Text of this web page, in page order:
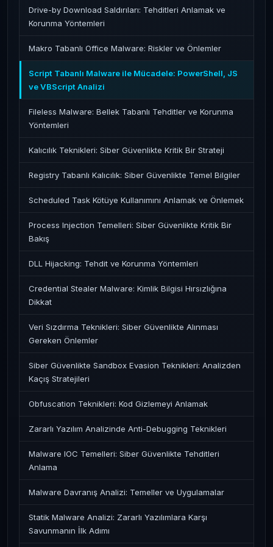
Drive-by Download Saldırıları: Tehditleri Anlamak ve
Korunma Yöntemleri
Makro Tabanlı Office Malware: Riskler ve Önlemler
Script Tabanlı Malware ile Mücadele: PowerShell, JS
ve VBScript Analizi
Fileless Malware: Bellek Tabanlı Tehditler ve Korunma
Yöntemleri
Kalıcılık Teknikleri: Siber Güvenlikte Kritik Bir Strateji
Registry Tabanlı Kalıcılık: Siber Güvenlikte Temel Bilgiler
Scheduled Task Kötüye Kullanımını Anlamak ve Önlemek
Process Injection Temelleri: Siber Güvenlikte Kritik Bir
Bakış
DLL Hijacking: Tehdit ve Korunma Yöntemleri
Credential Stealer Malware: Kimlik Bilgisi Hırsızlığına
Dikkat
Veri Sızdırma Teknikleri: Siber Güvenlikte Alınması
Gereken Önlemler
Siber Güvenlikte Sandbox Evasion Teknikleri: Analizden
Kaçış Stratejileri
Obfuscation Teknikleri: Kod Gizlemeyi Anlamak
Zararlı Yazılım Analizinde Anti-Debugging Teknikleri
Malware IOC Temelleri: Siber Güvenlikte Tehditleri
Anlama
Malware Davranış Analizi: Temeller ve Uygulamalar
Statik Malware Analizi: Zararlı Yazılımlara Karşı
Savunmanın İlk Adımı